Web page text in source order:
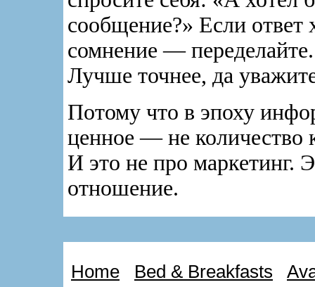
сообщение?» Если ответ
сомнение —
Лучше точнее, да
Потому что в эпоху
ценное — не количество
И это не про маркетинг.
отношение.
Home Bed & Breakfasts